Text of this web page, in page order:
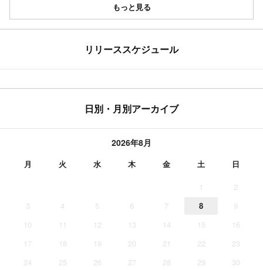
もっと見る
リリーススケジュール
日別・月別アーカイブ
2026年8月
月 火 水 木 金 土 日
1
2
3
4 5 6 7 8
9
10
11 12 13 14 15
16
17
18 19 20 21 22
23
24
25 26 27 28 29
30